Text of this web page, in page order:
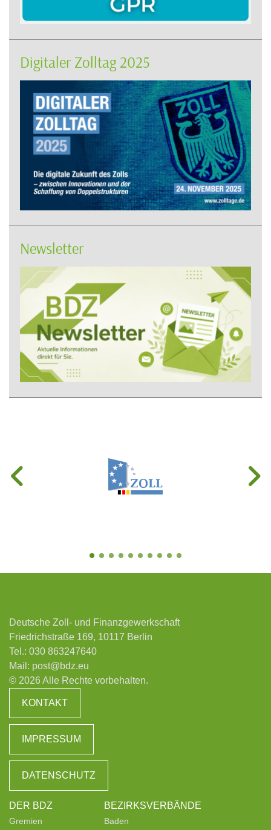
Digitaler Zolltag 2025
Newsletter
Deutsche Zoll- und Finanzgewerkschaft
Friedrichstraße 169, 10117 Berlin
Tel.: 030 863247640
Mail: post@bdz.eu
© 2026 Alle Rechte vorbehalten.
KONTAKT
IMPRESSUM
DATENSCHUTZ
DER BDZ
Gremien
BEZIRKSVERBÄNDE
Baden